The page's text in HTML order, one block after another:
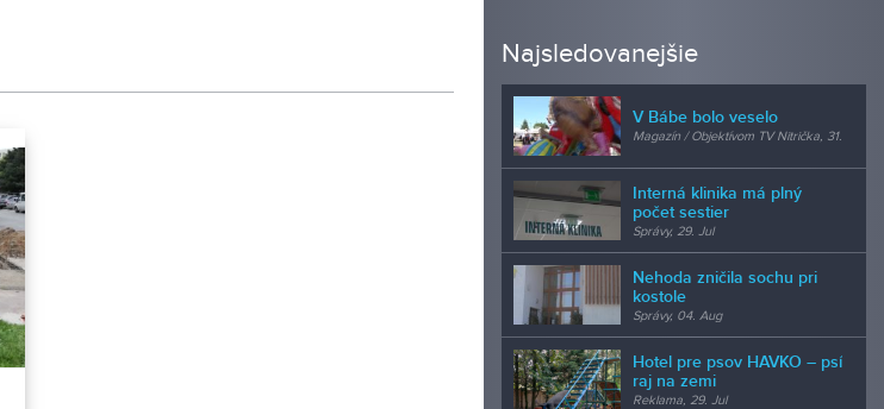
Najsledovanejšie
V Bábe bolo veselo
Magazín / Objektívom TV Nitrička, 31.
Interná klinika má plný
počet sestier
Správy, 29. Jul
Nehoda zničila sochu pri
kostole
Správy, 04. Aug
Hotel pre psov HAVKO – psí
raj na zemi
Reklama, 29. Jul